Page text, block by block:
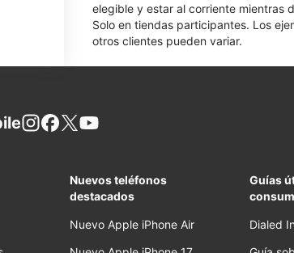
elegible y estar al corriente mientras
Solo en tiendas participantes. Los
otros clientes pueden variar.